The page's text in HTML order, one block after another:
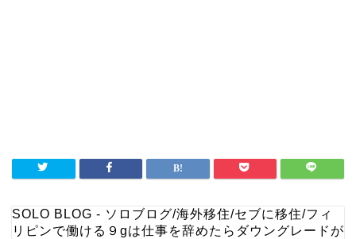
SOLO BLOG - ソロブログ/海外移住/セブに移住/フィ
リピンで働ける９gは仕事を辞めたらダウングレードが